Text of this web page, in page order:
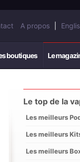
A propos
boutiques Le
Le top de la
Les meilleurs
Les meilleurs
Les meilleurs